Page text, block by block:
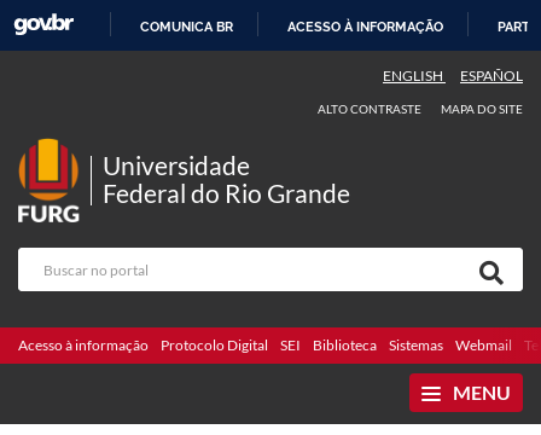
COMUNICA BR ACESSO À INFORMAÇÃO
ENGLISH ESPAÑOL
ALTO CONTRASTE MAPA DO SITE
Universidade
Federal do Rio Grande
Acesso à informação Protocolo Digital SEI Biblioteca Sistemas Webmail
MENU